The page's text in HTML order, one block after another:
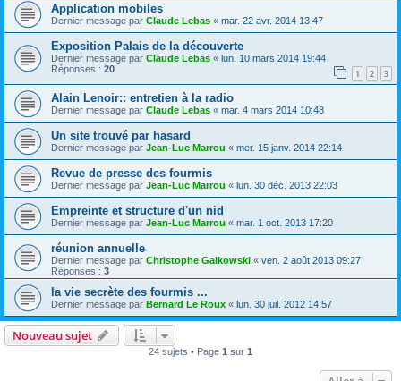
Application mobiles
Dernier message par Claude Lebas « mar. 22 avr. 2014 13:47
Exposition Palais de la découverte
Dernier message par Claude Lebas « lun. 10 mars 2014 19:44
Réponses : 20 1 2 3
Alain Lenoir:: entretien à la radio
Dernier message par Claude Lebas « mar. 4 mars 2014 10:48
Un site trouvé par hasard
Dernier message par Jean-Luc Marrou « mer. 15 janv. 2014 22:14
Revue de presse des fourmis
Dernier message par Jean-Luc Marrou « lun. 30 déc. 2013 22:03
Empreinte et structure d'un nid
Dernier message par Jean-Luc Marrou « mar. 1 oct. 2013 17:20
réunion annuelle
Dernier message par Christophe Galkowski « ven. 2 août 2013 09:27
Réponses : 3
la vie secrète des fourmis ...
Dernier message par Bernard Le Roux « lun. 30 juil. 2012 14:57
Nouveau sujet
24 sujets • Page 1 sur 1